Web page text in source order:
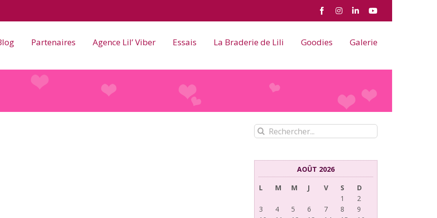
FacebookInstagram
LinkedInYouTube
Partenaires Agence Lil’ Viber Essais La Braderie de Lili Goodies Galerie
Rechercher:
AOÛT 2026
L
M M J V S
D
1
2
3
4 5 6 7 8
9